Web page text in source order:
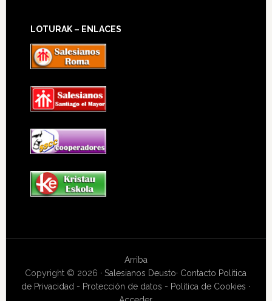
LOTURAK – ENLACES
Arriba
Copyright © 2026 ·Salesianos Deusto· Contacto Política
de Privacidad - Protección de datos - Política de Cookies ·